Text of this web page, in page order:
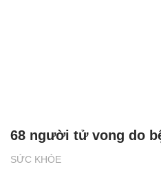
SỨC KHỎE
68 người tử vong do